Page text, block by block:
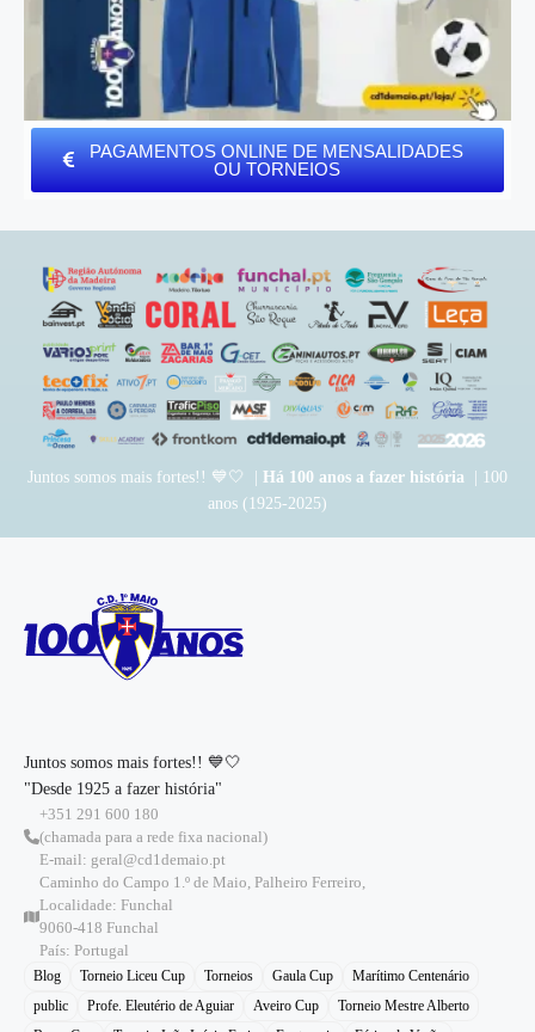
PAGAMENTOS ONLINE DE MENSALIDADES
OU TORNEIOS
Juntos somos mais fortes!! 💙🤍 | Há 100 anos a fazer história | 100
anos (1925-2025)
Juntos somos mais fortes!! 💙🤍
"Desde 1925 a fazer história"
+351 291 600 180
(chamada para a rede fixa nacional)
E-mail: geral@cd1demaio.pt
Caminho do Campo 1.º de Maio, Palheiro Ferreiro,
Localidade: Funchal
9060-418 Funchal
País: Portugal
Blog Torneio Liceu Cup Torneios Gaula Cup
Marítimo Centenário
public
Profe. Eleutério de Aguiar Aveiro Cup
Torneio Mestre Alberto